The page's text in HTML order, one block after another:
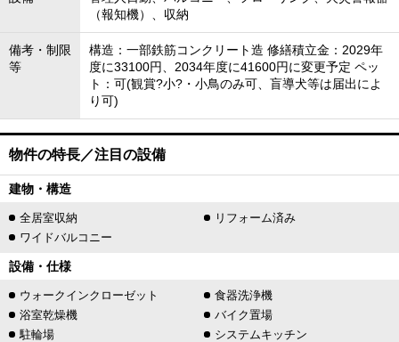
（報知機）、収納
備考・制限
等
構造：一部鉄筋コンクリート造 修繕積立金：2029年
度に33100円、2034年度に41600円に変更予定 ペッ
ト：可(観賞?小?・小鳥のみ可、盲導犬等は届出によ
り可)
物件の特長／注目の設備
建物・構造
全居室収納
リフォーム済み
ワイドバルコニー
設備・仕様
ウォークインクローゼット
食器洗浄機
浴室乾燥機
バイク置場
駐輪場
システムキッチン